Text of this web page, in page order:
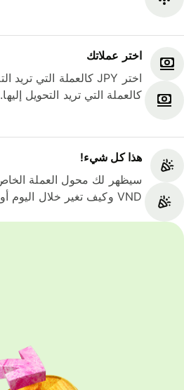
اختر عملاتك
كالعملة التي تريد التحويل إليها.
هذا كل شيء‎!
VND وكيف تغير خلال اليوم أو الأسبوع أو الشهر الماضي.